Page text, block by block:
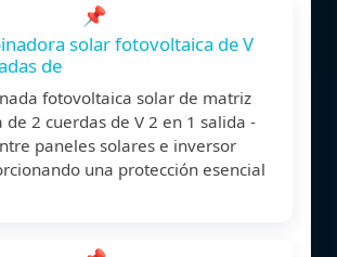
📌
solar fotovoltaica de V
de
fotovoltaica solar de matriz
2 cuerdas de V 2 en 1 salida -
paneles solares e inversor
una protección esencial